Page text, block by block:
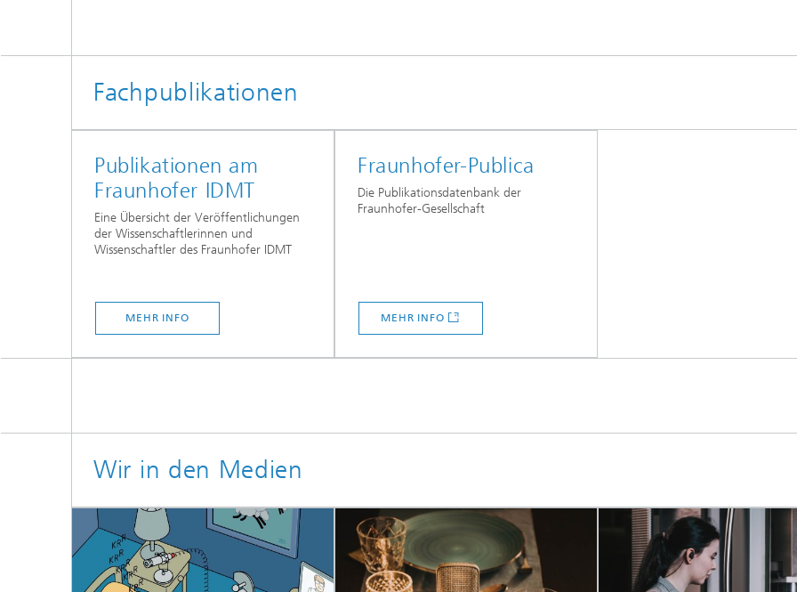
Fachpublikationen
Publikationen am
Fraunhofer IDMT
Eine Übersicht der Veröffentlichungen
der Wissenschaftlerinnen und
Wissenschaftler des Fraunhofer IDMT
MEHR INFO
Fraunhofer-Publica
Die Publikationsdatenbank der
Fraunhofer-Gesellschaft
MEHR INFO
Wir in den Medien